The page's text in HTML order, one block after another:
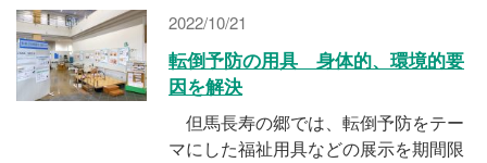
2022/10/21
転倒予防の用具 身体的、環境的要
因を解決
但馬長寿の郷では、転倒予防をテー
マにした福祉用具などの展示を期間限